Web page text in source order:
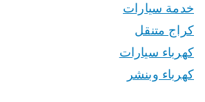
خدمة سيارات
كراج متنقل
كهرباء سيارات
كهرباء وبنشر